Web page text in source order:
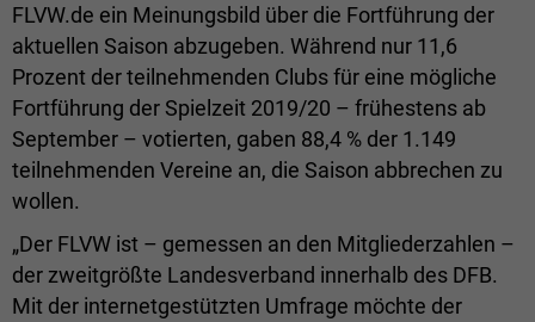
FLVW.de ein Meinungsbild über die Fortführung der
aktuellen Saison abzugeben. Während nur 11,6
Prozent der teilnehmenden Clubs für eine mögliche
Fortführung der Spielzeit 2019/20 – frühestens ab
September – votierten, gaben 88,4 % der 1.149
teilnehmenden Vereine an, die Saison abbrechen zu
wollen.
„Der FLVW ist – gemessen an den Mitgliederzahlen –
der zweitgrößte Landesverband innerhalb des DFB.
Mit der internetgestützten Umfrage möchte der